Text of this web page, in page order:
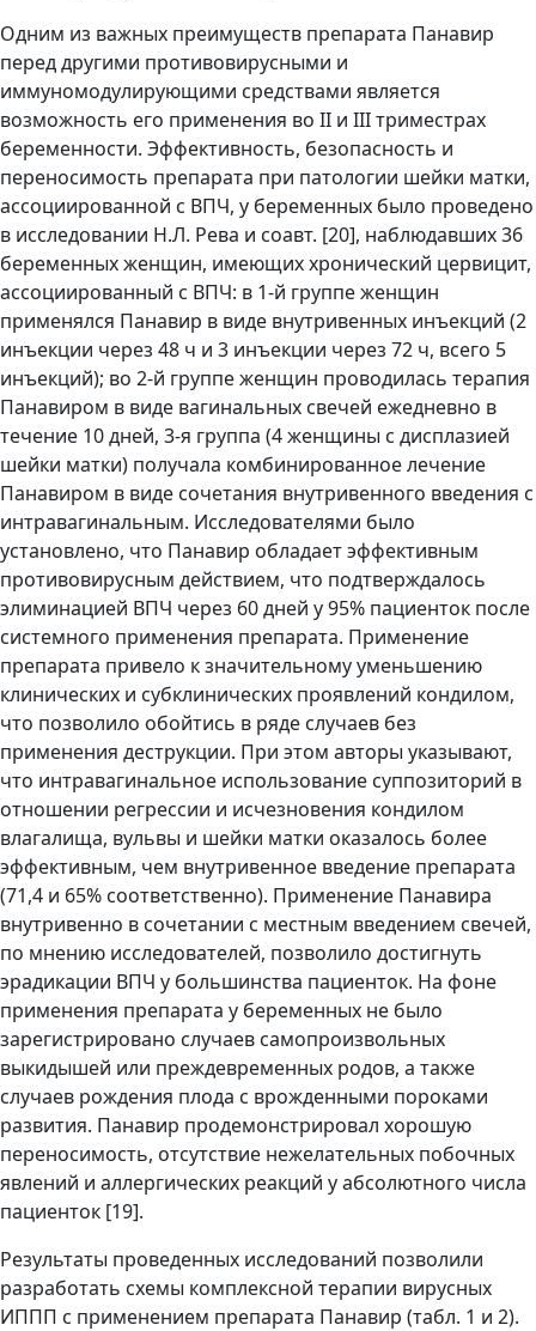
Одним из важных преимуществ препарата Панавир
перед другими противовирусными и
иммуномодулирующими средствами является
возможность его применения во II и III триместрах
беременности. Эффективность, безопасность и
переносимость препарата при патологии шейки матки,
ассоциированной с ВПЧ, у беременных было проведено
в исследовании Н.Л. Рева и соавт. [20], наблюдавших 36
беременных женщин, имеющих хронический цервицит,
ассоциированный с ВПЧ: в 1-й группе женщин
применялся Панавир в виде внутривенных инъекций (2
инъекции через 48 ч и 3 инъекции через 72 ч, всего 5
инъекций); во 2-й группе женщин проводилась терапия
Панавиром в виде вагинальных свечей ежедневно в
течение 10 дней, 3-я группа (4 женщины с дисплазией
шейки матки) получала комбинированное лечение
Панавиром в виде сочетания внутривенного введения с
интравагинальным. Исследователями было
установлено, что Панавир обладает эффективным
противовирусным действием, что подтверждалось
элиминацией ВПЧ через 60 дней у 95% пациенток после
системного применения препарата. Применение
препарата привело к значительному уменьшению
клинических и субклинических проявлений кондилом,
что позволило обойтись в ряде случаев без
применения деструкции. При этом авторы указывают,
что интравагинальное использование суппозиторий в
отношении регрессии и исчезновения кондилом
влагалища, вульвы и шейки матки оказалось более
эффективным, чем внутривенное введение препарата
(71,4 и 65% соответственно). Применение Панавира
внутривенно в сочетании с местным введением свечей,
по мнению исследователей, позволило достигнуть
эрадикации ВПЧ у большинства пациенток. На фоне
применения препарата у беременных не было
зарегистрировано случаев самопроизвольных
выкидышей или преждевременных родов, а также
случаев рождения плода с врожденными пороками
развития. Панавир продемонстрировал хорошую
переносимость, отсутствие нежелательных побочных
явлений и аллергических реакций у абсолютного числа
пациенток [19].
Результаты проведенных исследований позволили
разработать схемы комплексной терапии вирусных
ИППП с применением препарата Панавир (табл. 1 и 2).